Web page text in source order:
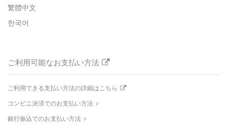
繁體中文
한국어
ご利用可能なお支払い方法
ご利用できる支払い方法の詳細はこちら
コンビニ決済でのお支払い方法
銀行振込でのお支払い方法